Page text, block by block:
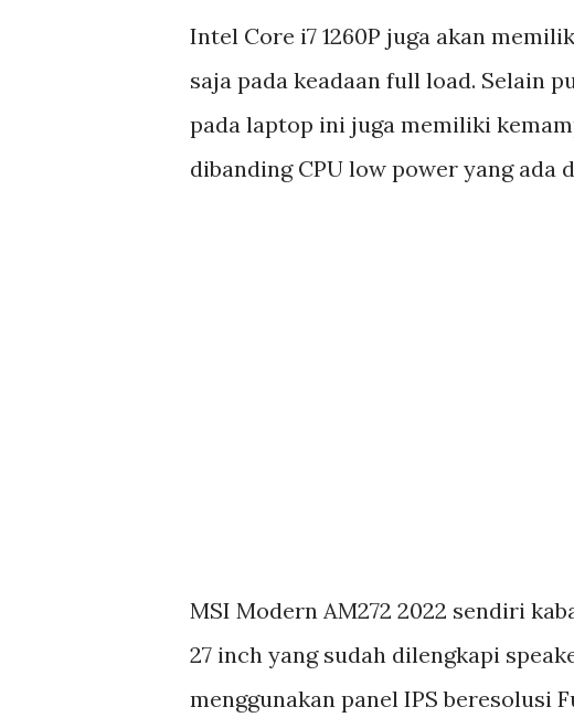
Intel Core i7 1260P juga akan
saja pada keadaan full load. Selain
pada laptop ini juga memiliki
dibanding CPU low power yang ada
MSI Modern AM272 2022 sendiri
27 inch yang sudah dilengkapi
menggunakan panel IPS beresolusi